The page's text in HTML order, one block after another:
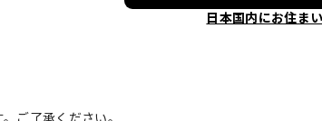
日本国内にお住ま